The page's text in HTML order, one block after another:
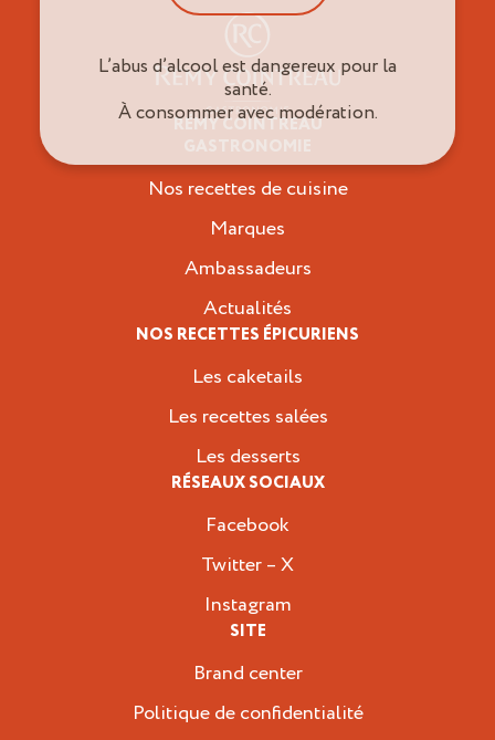
RÉMY COINTREAU
Nos recettes de cuisine
Marques
Ambassadeurs
Actualités
NOS RECETTES ÉPICURIENS
Les caketails
Les recettes salées
Les desserts
RÉSEAUX SOCIAUX
Facebook
Twitter – X
Instagram
SITE
Brand center
Politique de confidentialité
Épicuriens
L’abus d’alcool est dangereux pour la
santé.
À consommer avec modération.